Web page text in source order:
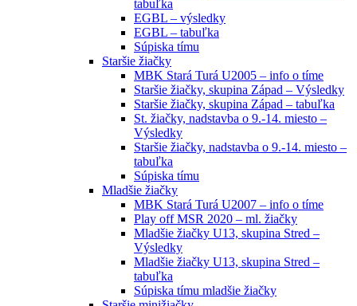
tabuľka
EGBL – výsledky
EGBL – tabuľka
Súpiska tímu
Staršie žiačky
MBK Stará Turá U2005 – info o tíme
Staršie žiačky, skupina Západ – Výsledky
Staršie žiačky, skupina Západ – tabuľka
St. žiačky, nadstavba o 9.-14. miesto –
Výsledky
Staršie žiačky, nadstavba o 9.-14. miesto –
tabuľka
Súpiska tímu
Mladšie žiačky
MBK Stará Turá U2007 – info o tíme
Play off MSR 2020 – ml. žiačky
Mladšie žiačky U13, skupina Stred –
Výsledky
Mladšie žiačky U13, skupina Stred –
tabuľka
Súpiska tímu mladšie žiačky